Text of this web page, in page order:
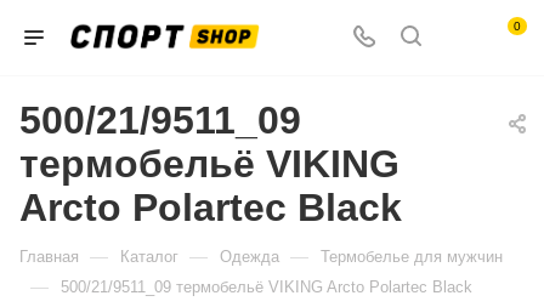
0
500/21/9511_09
термобельё VIKING
Arcto Polartec Black
Главная — Каталог — Одежда — Термобелье для мужчин
— 500/21/9511_09 термобельё VIKING Arcto Polartec Black